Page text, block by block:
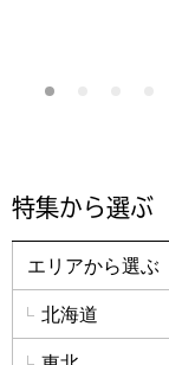
特集から選ぶ
エリアから選ぶ
北海道